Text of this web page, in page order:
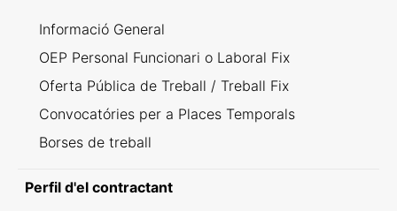
Informació General
OEP Personal Funcionari o Laboral Fix
Oferta Pública de Treball / Treball Fix
Convocatóries per a Places Temporals
Borses de treball
Perfil d'el contractant